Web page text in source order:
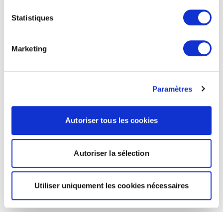
Statistiques
Marketing
Paramètres
Autoriser tous les cookies
Autoriser la sélection
Utiliser uniquement les cookies nécessaires